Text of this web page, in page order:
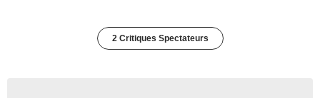
2 Critiques Spectateurs